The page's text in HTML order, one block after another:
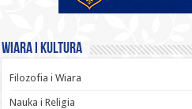
Wiara i Kultura
Filozofia i Wiara
Nauka i Religia